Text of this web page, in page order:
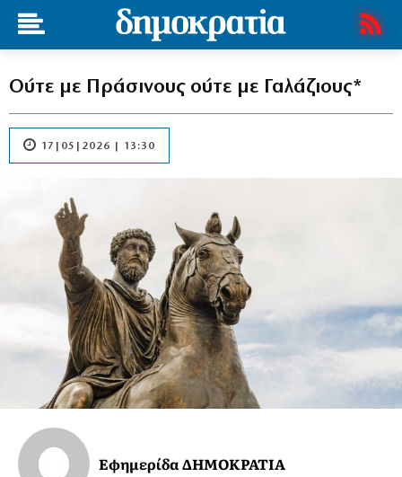
Ούτε με Πράσινους ούτε με Γαλάζιους*
17|05|2026 | 13:30
Εφημερίδα ΔΗΜΟΚΡΑΤΙΑ